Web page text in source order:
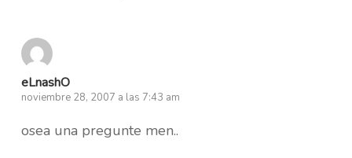
eLnashO
noviembre 28, 2007 a las 7:43 am
osea una pregunte men..